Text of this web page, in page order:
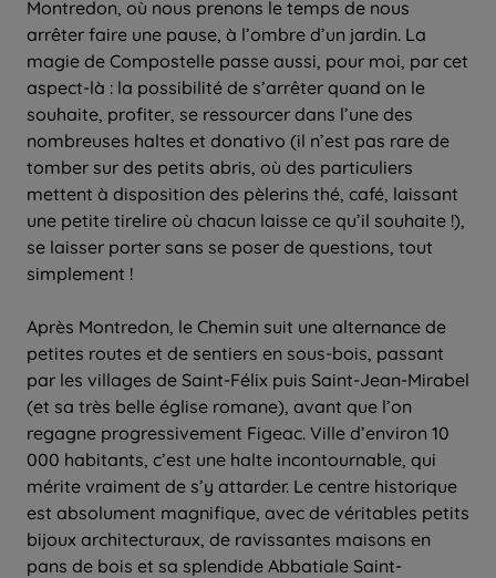
Montredon, où nous prenons le temps de nous
arrêter faire une pause, à l’ombre d’un jardin. La
magie de Compostelle passe aussi, pour moi, par cet
aspect-là : la possibilité de s’arrêter quand on le
souhaite, profiter, se ressourcer dans l’une des
nombreuses haltes et donativo (il n’est pas rare de
tomber sur des petits abris, où des particuliers
mettent à disposition des pèlerins thé, café, laissant
une petite tirelire où chacun laisse ce qu’il souhaite !),
se laisser porter sans se poser de questions, tout
simplement !
Après Montredon, le Chemin suit une alternance de
petites routes et de sentiers en sous-bois, passant
par les villages de Saint-Félix puis Saint-Jean-Mirabel
(et sa très belle église romane), avant que l’on
regagne progressivement Figeac. Ville d’environ 10
000 habitants, c’est une halte incontournable, qui
mérite vraiment de s’y attarder. Le centre historique
est absolument magnifique, avec de véritables petits
bijoux architecturaux, de ravissantes maisons en
pans de bois et sa splendide Abbatiale Saint-